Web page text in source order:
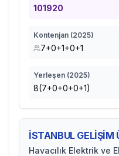
101920
Kontenjan (2025)
7+0+1+0+1
Yerleşen (2025)
8(7+0+0+0+1)
İSTANBUL GELİŞİM
Havacılık Elektrik ve